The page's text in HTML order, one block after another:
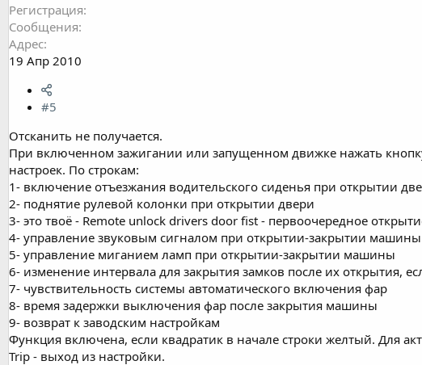
Регистрация
Сообщения
Адрес
19 Апр 2010
#5
Отсканить не получается.
При включенном зажигании или запущенном движке нажать
настроек. По строкам:
1- включение отъезжания водительского сиденья при открытии
2- поднятие рулевой колонки при открытии двери
3- это твоё - Remote unlock drivers door fist - первоочередное
4- управление звуковым сигналом при открытии-закрытии машины
5- управление миганием ламп при открытии-закрытии машины
6- изменение интервала для закрытия замков после их открытия,
7- чувствительность системы автоматического включения фар
8- время задержки выключения фар после закрытия машины
9- возврат к заводским настройкам
Функция включена, если квадратик в начале строки желтый. Для
Trip - выход из настройки.